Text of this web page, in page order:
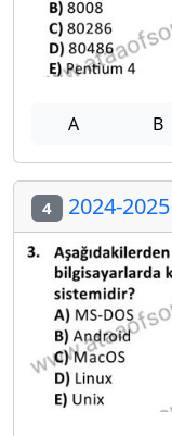
A B
4 2024-2025